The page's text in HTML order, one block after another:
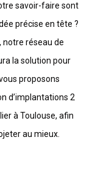
savoir-faire sont
précise en tête ?
notre réseau de
la solution pour
proposons
d’implantations 2
à Toulouse, afin
au mieux.